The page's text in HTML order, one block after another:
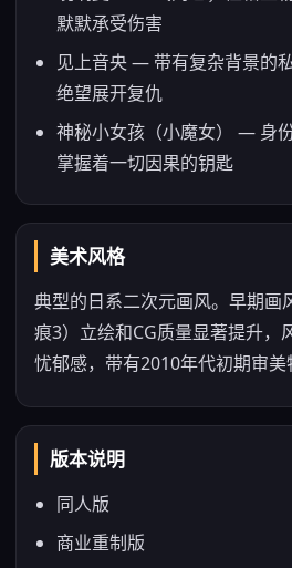
默默承受伤害
见上音央 — 带有复杂背景的
绝望展开复仇
神秘小女孩（小魔女） — 身
掌握着一切因果的钥匙
美术风格
典型的日系二次元画风。早期画
痕3）立绘和CG质量显著提升，
忧郁感，带有2010年代初期审美
版本说明
同人版
商业重制版